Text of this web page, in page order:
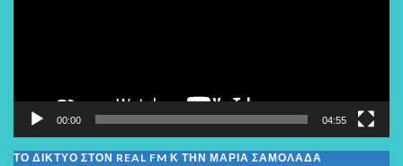
00:00 04:55
ΤΟ ΔΙΚΤΥΟ ΣΤΟΝ REAL FM Κ ΤΗΝ ΜΑΡΙΑ ΣΑΜΟΛΑΔΑ